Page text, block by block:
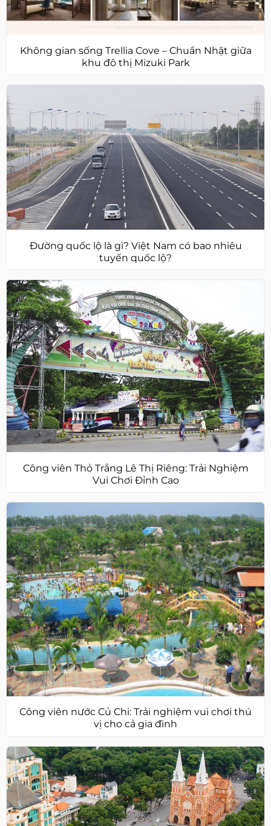
Không gian sống Trellia Cove – Chuẩn Nhật giữa
khu đô thị Mizuki Park
Đường quốc lộ là gì? Việt Nam có bao nhiêu
tuyến quốc lộ?
Công viên Thỏ Trắng Lê Thị Riêng: Trải Nghiệm
Vui Chơi Đỉnh Cao
Công viên nước Củ Chi: Trải nghiệm vui chơi thú
vị cho cả gia đình